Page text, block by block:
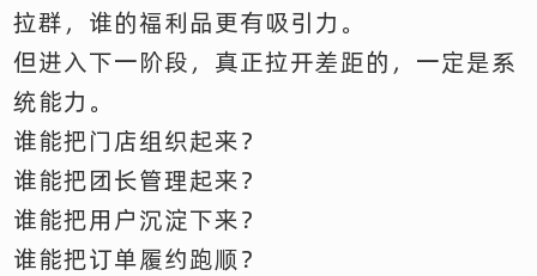
拉群，谁的福利品更有吸引力。
但进入下一阶段，真正拉开差距的，一定是系
统能力。
谁能把门店组织起来？
谁能把团长管理起来？
谁能把用户沉淀下来？
谁能把订单履约跑顺？